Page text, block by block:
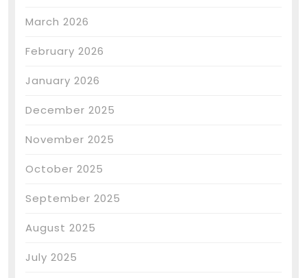
March 2026
February 2026
January 2026
December 2025
November 2025
October 2025
September 2025
August 2025
July 2025